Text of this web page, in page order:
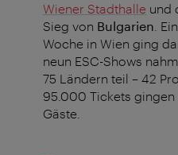
Wiener Stadthalle und
Sieg von Bulgarien .
Woche in Wien ging
neun ESC-Shows
75 Ländern teil – 42
95.000 Tickets
Gäste.